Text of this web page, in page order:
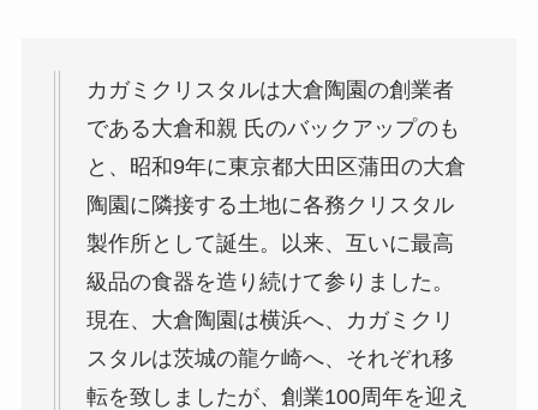
カガミクリスタルは大倉陶園の創業者
である大倉和親 氏のバックアップのも
と、昭和9年に東京都大田区蒲田の大倉
陶園に隣接する土地に各務クリスタル
製作所として誕生。以来、互いに最高
級品の食器を造り続けて参りました。
現在、大倉陶園は横浜へ、カガミクリ
スタルは茨城の龍ケ崎へ、それぞれ移
転を致しましたが、創業100周年を迎え